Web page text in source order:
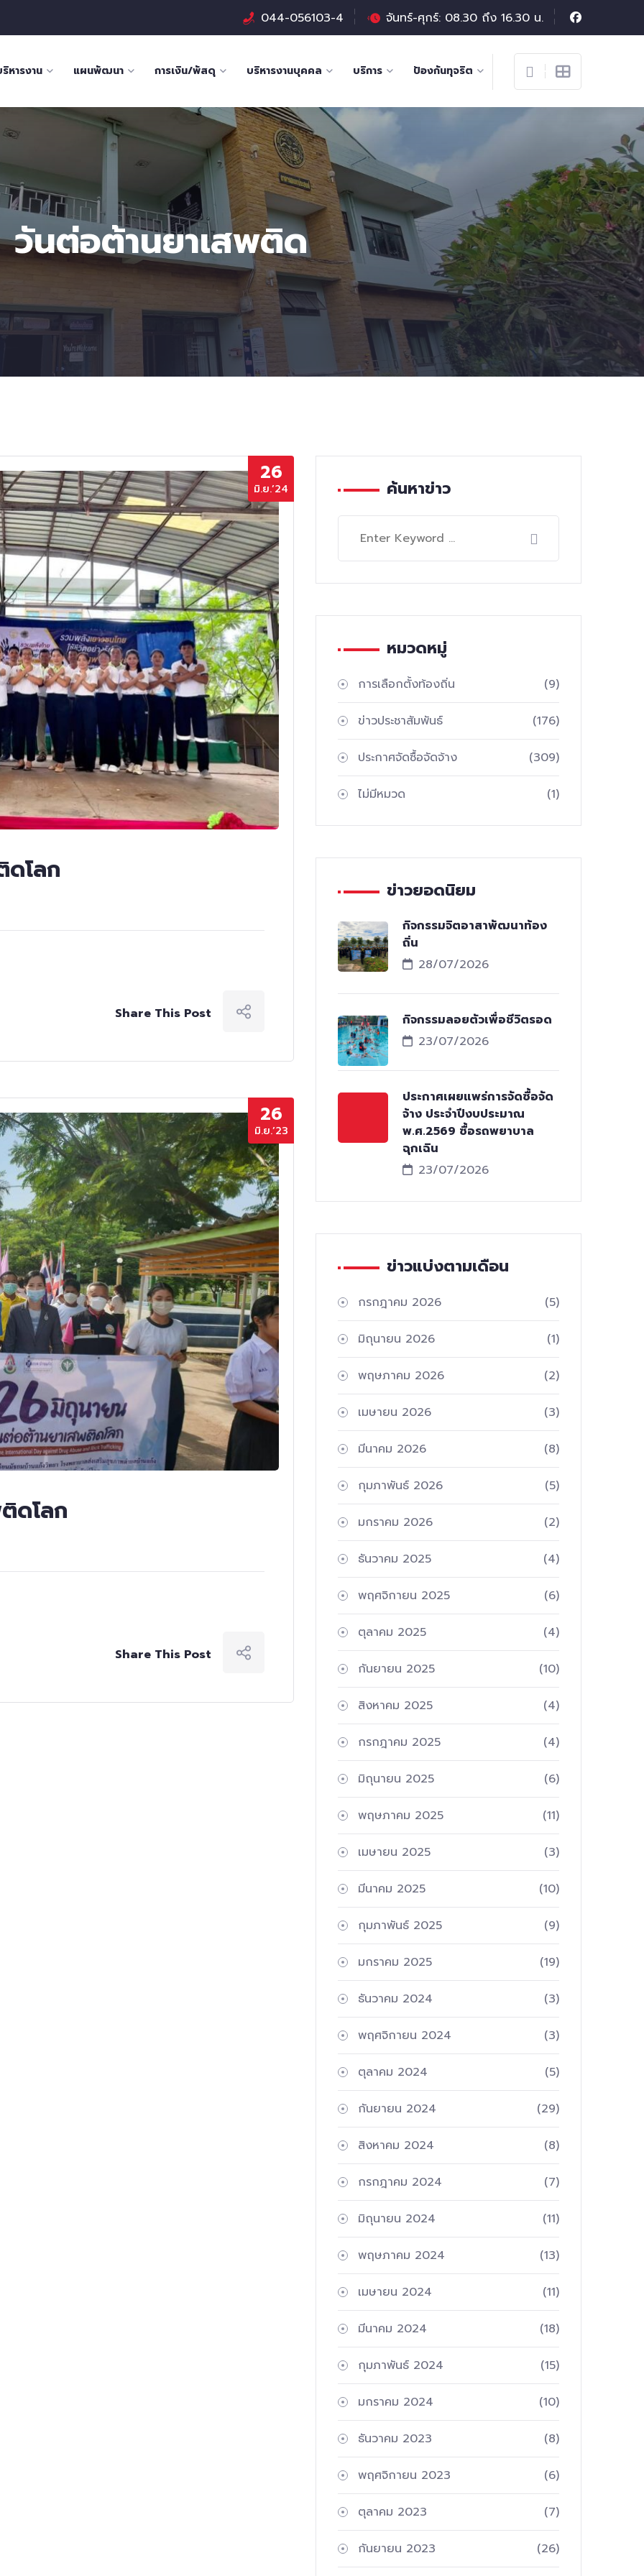
044-056103-4 จันทร์-ศุกร์: 08.30 ถึง 16.30 น.
หารงาน แผนพัฒนา การเงิน/พัสดุ บริหารงานบุคคล บริการ ป้องกันทุจริต
วันต่อต้านยาเสพติด
26
มิ.ย.’24
ดโลก
Share This Post
26
มิ.ย.’23
ดโลก
Share This Post
ค้นหาข่าว
หมวดหมู่
การเลือกตั้งท้องถิ่น (9)
ข่าวประชาสัมพันธ์ (176)
ประกาศจัดซื้อจัดจ้าง (309)
ไม่มีหมวด (1)
ข่าวยอดนิยม
กิจกรรมจิตอาสาพัฒนาท้อง
ถิ่น
28/07/2026
กิจกรรมลอยตัวเพื่อชีวิตรอด
23/07/2026
ประกาศเผยแพร่การจัดซื้อจัด
จ้าง ประจำปีงบประมาณ
พ.ศ.2569 ซื้อรถพยาบาล
ฉุกเฉิน
23/07/2026
ข่าวแบ่งตามเดือน
กรกฎาคม 2026 (5)
มิถุนายน 2026 (1)
พฤษภาคม 2026 (2)
เมษายน 2026 (3)
มีนาคม 2026 (8)
กุมภาพันธ์ 2026 (5)
มกราคม 2026 (2)
ธันวาคม 2025 (4)
พฤศจิกายน 2025 (6)
ตุลาคม 2025 (4)
กันยายน 2025 (10)
สิงหาคม 2025 (4)
กรกฎาคม 2025 (4)
มิถุนายน 2025 (6)
พฤษภาคม 2025 (11)
เมษายน 2025 (3)
มีนาคม 2025 (10)
กุมภาพันธ์ 2025 (9)
มกราคม 2025 (19)
ธันวาคม 2024 (3)
พฤศจิกายน 2024 (3)
ตุลาคม 2024 (5)
กันยายน 2024 (29)
สิงหาคม 2024 (8)
กรกฎาคม 2024 (7)
มิถุนายน 2024 (11)
พฤษภาคม 2024 (13)
เมษายน 2024 (11)
มีนาคม 2024 (18)
กุมภาพันธ์ 2024 (15)
มกราคม 2024 (10)
ธันวาคม 2023 (8)
พฤศจิกายน 2023 (6)
ตุลาคม 2023 (7)
กันยายน 2023 (26)